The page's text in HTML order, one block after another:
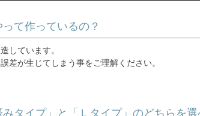
て作っているの？
しています。
差が生じてしまう事をご理解ください。
タイプ」と「Ｌタイプ」のどちらを選